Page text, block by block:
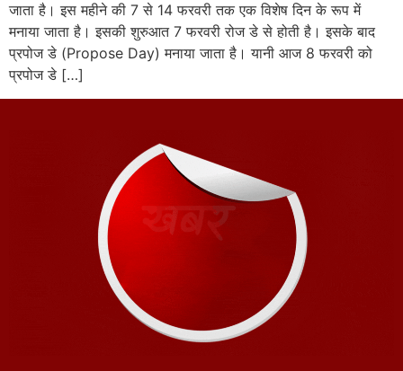
जाता है। इस महीने की 7 से 14 फरवरी तक एक विशेष दिन के रूप में
मनाया जाता है। इसकी शुरुआत 7 फरवरी रोज डे से होती है। इसके बाद
प्रपोज डे (Propose Day) मनाया जाता है। यानी आज 8 फरवरी को
प्रपोज डे […]